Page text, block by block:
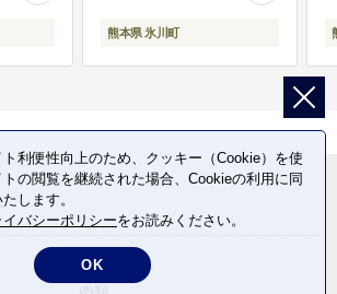
熊本県 氷川町
定期便
利便性向上のため、クッキー（Cookie）を使
の閲覧を継続された場合、Cookieの利用に同
します。
イバシーポリシーをお読みください。
OK